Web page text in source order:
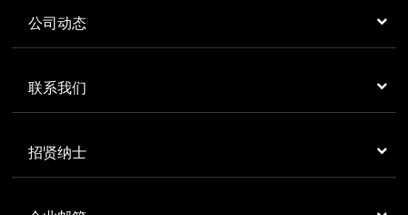
公司动态
联系我们
招贤纳士